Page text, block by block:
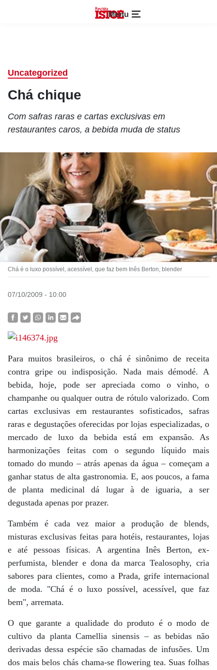
Menu
Uncategorized
Chá chique
Com safras raras e cartas exclusivas em
restaurantes caros, a bebida muda de status
Chá é o luxo possível, acessível, que faz bem Inês Berton, blender
07/10/2009 - 10:00
Para muitos brasileiros, o chá é sinônimo de receita
contra gripe ou indisposição. Nada mais démodé. A
bebida, hoje, pode ser apreciada como o vinho, o
champanhe ou qualquer outra de rótulo valorizado. Com
cartas exclusivas em restaurantes sofisticados, safras
raras e degustações oferecidas por lojas especializadas, o
mercado de luxo da bebida está em expansão. As
harmonizações feitas com o segundo líquido mais
tomado do mundo – atrás apenas da água – começam a
ganhar status de alta gastronomia. E, aos poucos, a fama
de planta medicinal dá lugar à de iguaria, a ser
degustada apenas por prazer.
Também é cada vez maior a produção de blends,
misturas exclusivas feitas para hotéis, restaurantes, lojas
e até pessoas físicas. A argentina Inês Berton, ex-
perfumista, blender e dona da marca Tealosophy, cria
sabores para clientes, como a Prada, grife internacional
de moda. "Chá é o luxo possível, acessível, que faz
bem", arremata.
O que garante a qualidade do produto é o modo de
cultivo da planta Camellia sinensis – as bebidas não
derivadas dessa espécie são chamadas de infusões. Um
dos mais belos chás chama-se flowering tea. Suas folhas